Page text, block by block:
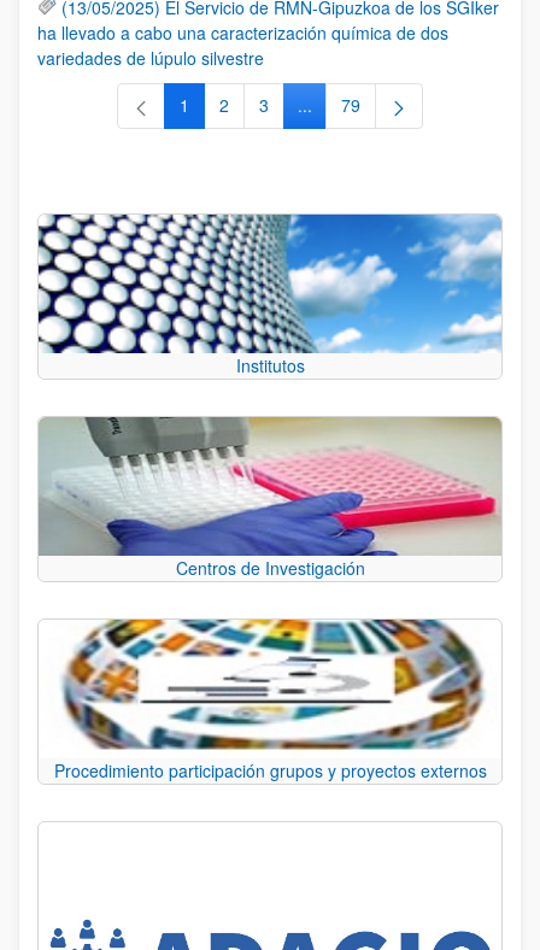
(13/05/2025) El Servicio de RMN-Gipuzkoa de los SGIker
ha llevado a cabo una caracterización química de dos
variedades de lúpulo silvestre
Página
1 Página
2 Página
3 ...Páginas intermedias Use TAB
Página
79
Institutos
Centros de Investigación
Procedimiento participación grupos y proyectos externos